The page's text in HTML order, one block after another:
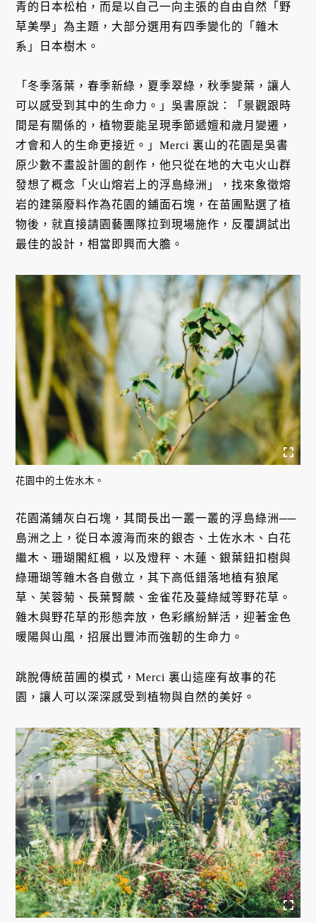
青的日本松柏，而是以自己一向主張的自由自然「野
草美學」為主題，大部分選用有四季變化的「雜木
系」日本樹木。
「冬季落葉，春季新綠，夏季翠綠，秋季變葉，讓人
可以感受到其中的生命力。」吳書原說：「景觀跟時
間是有關係的，植物要能呈現季節遞嬗和歲月變遷，
才會和人的生命更接近。」Merci 裏山的花園是吳書
原少數不畫設計圖的創作，他只從在地的大屯火山群
發想了概念「火山熔岩上的浮島綠洲」，找來象徵熔
岩的建築廢料作為花園的鋪面石塊，在苗圃點選了植
物後，就直接請園藝團隊拉到現場施作，反覆調試出
最佳的設計，相當即興而大膽。
花園中的土佐水木。
花園滿鋪灰白石塊，其間長出一叢一叢的浮島綠洲──
島洲之上，從日本渡海而來的銀杏、土佐水木、白花
繼木、珊瑚閣紅楓，以及燈秤、木蓮、銀葉鈕扣樹與
綠珊瑚等雜木各自傲立，其下高低錯落地植有狼尾
草、芙蓉菊、長葉腎蕨、金雀花及蔓綠絨等野花草。
雜木與野花草的形態奔放，色彩繽紛鮮活，迎著金色
暖陽與山風，招展出豐沛而強韌的生命力。
跳脫傳統苗圃的模式，Merci 裏山這座有故事的花
園，讓人可以深深感受到植物與自然的美好。